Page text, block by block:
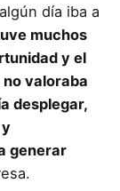
día iba a
muchos
y el
valoraba
desplegar,
generar